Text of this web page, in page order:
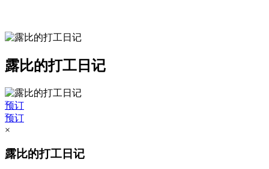
露比的打工日记
预订
预订
×
露比的打工日记